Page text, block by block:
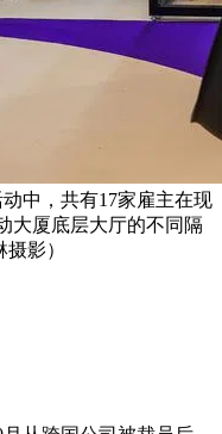
中，共有17家雇主在现
大厦底层大厅的不同隔
影）